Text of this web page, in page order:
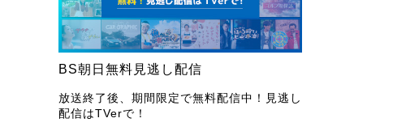
BS朝日無料見逃し配信
放送終了後、期間限定で無料配信中！見逃し
配信はTVerで！